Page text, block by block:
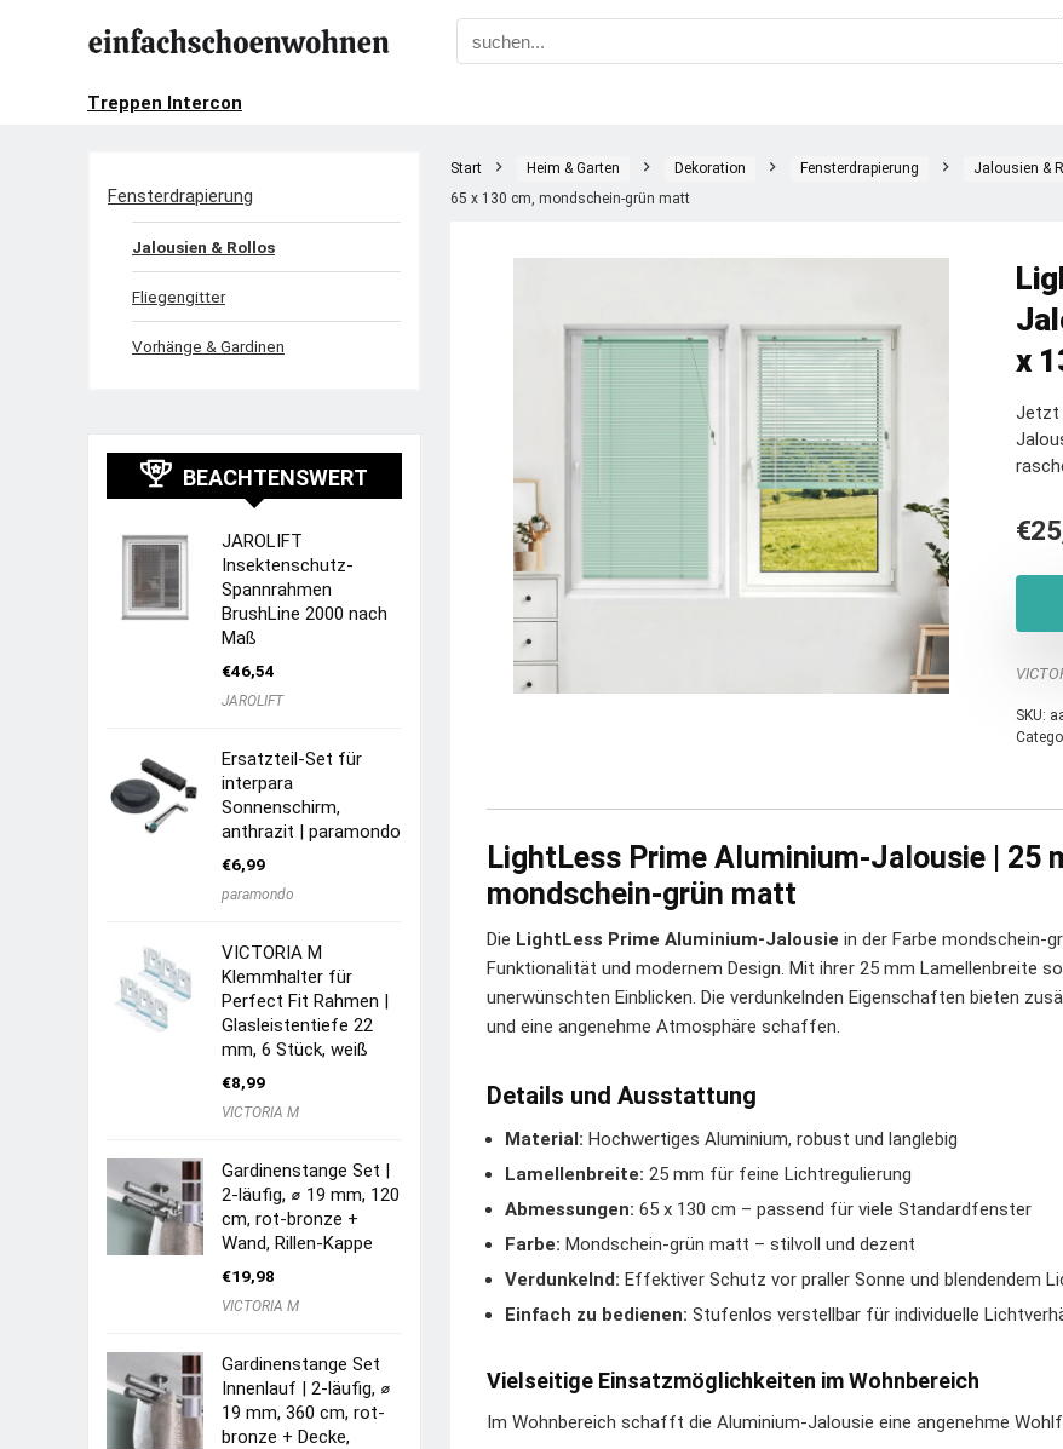
Treppen Intercon
Start Heim & Garten Dekoration Fensterdrapierung Jalousien &
65 x 130 cm, mondschein-grün matt
x
Jetzt
€
SKU:
LightLess Prime Aluminium-Jalousie | 25
mondschein-grün matt
Die LightLess Prime Aluminium-Jalousie in der Farbe mondschein-
Funktionalität und modernem Design. Mit ihrer 25 mm Lamellenbreite
unerwünschten Einblicken. Die verdunkelnden Eigenschaften bieten
und eine angenehme Atmosphäre schaffen.
Details und Ausstattung
Material: Hochwertiges Aluminium, robust und langlebig
Lamellenbreite: 25 mm für feine Lichtregulierung
Abmessungen: 65 x 130 cm – passend für viele Standardfenster
Farbe: Mondschein-grün matt – stilvoll und dezent
Verdunkelnd: Effektiver Schutz vor praller Sonne und blendendem
Einfach zu bedienen: Stufenlos verstellbar für individuelle
Vielseitige Einsatzmöglichkeiten im Wohnbereich
Im Wohnbereich schafft die Aluminium-Jalousie eine angenehme
Fensterdrapierung
Jalousien & Rollos
Fliegengitter
Vorhänge & Gardinen
BEACHTENSWERT
JAROLIFT
Insektenschutz-
Spannrahmen
BrushLine 2000 nach
Maß
€46,54
JAROLIFT
Ersatzteil-Set für
interpara
Sonnenschirm,
anthrazit | paramondo
€6,99
paramondo
VICTORIA M
Klemmhalter für
Perfect Fit Rahmen |
Glasleistentiefe 22
mm, 6 Stück, weiß
€8,99
VICTORIA M
Gardinenstange Set |
2-läufig, ⌀ 19 mm, 120
cm, rot-bronze +
Wand, Rillen-Kappe
€19,98
VICTORIA M
Gardinenstange Set
Innenlauf | 2-läufig, ⌀
19 mm, 360 cm, rot-
bronze + Decke,